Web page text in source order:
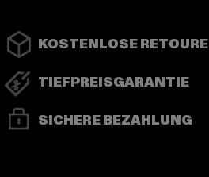
KOSTENLOSE RETOURE
TIEFPREISGARANTIE
SICHERE BEZAHLUNG